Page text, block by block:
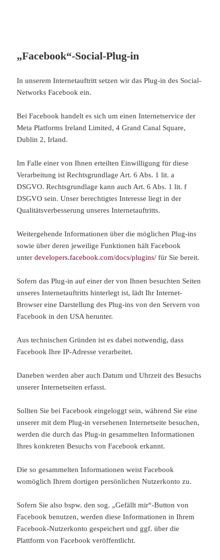
„Facebook“-Social-Plug-in
In unserem Internetauftritt setzen wir das Plug-in des Social-
Networks Facebook ein.
Bei Facebook handelt es sich um einen Internetservice der
Meta Platforms Ireland Limited, 4 Grand Canal Square,
Dublin 2, Irland.
Im Falle einer von Ihnen erteilten Einwilligung für diese
Verarbeitung ist Rechtsgrundlage Art. 6 Abs. 1 lit. a
DSGVO. Rechtsgrundlage kann auch Art. 6 Abs. 1 lit. f
DSGVO sein. Unser berechtigtes Interesse liegt in der
Qualitätsverbesserung unseres Internetauftritts.
Weitergehende Informationen über die möglichen Plug-ins
sowie über deren jeweilige Funktionen hält Facebook
unterdevelopers.facebook.com/docs/plugins/ für Sie bereit.
Sofern das Plug-in auf einer der von Ihnen besuchten Seiten
unseres Internetauftritts hinterlegt ist, lädt Ihr Internet-
Browser eine Darstellung des Plug-ins von den Servern von
Facebook in den USA herunter.
Aus technischen Gründen ist es dabei notwendig, dass
Facebook Ihre IP-Adresse verarbeitet.
Daneben werden aber auch Datum und Uhrzeit des Besuchs
unserer Internetseiten erfasst.
Sollten Sie bei Facebook eingeloggt sein, während Sie eine
unserer mit dem Plug-in versehenen Internetseite besuchen,
werden die durch das Plug-in gesammelten Informationen
Ihres konkreten Besuchs von Facebook erkannt.
Die so gesammelten Informationen weist Facebook
womöglich Ihrem dortigen persönlichen Nutzerkonto zu.
Sofern Sie also bspw. den sog. „Gefällt mir“-Button von
Facebook benutzen, werden diese Informationen in Ihrem
Facebook-Nutzerkonto gespeichert und ggf. über die
Plattform von Facebook veröffentlicht.